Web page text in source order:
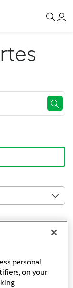
Última entrada
personal
on your